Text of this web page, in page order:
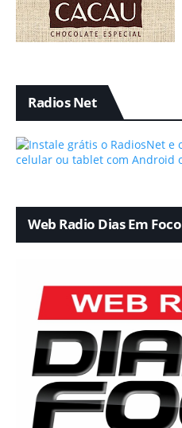
Radios Net
Web Radio Dias Em Foco